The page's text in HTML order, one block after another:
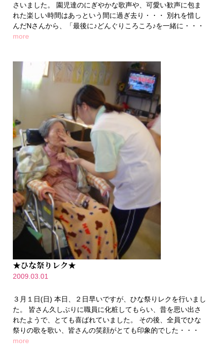
さいました。 園児達のにぎやかな歌声や、可愛い歓声に包ま
れた楽しい時間はあっという間に過ぎ去り・・・ 別れを惜し
んだNさんから、「最後に♪どんぐりころころ♪を一緒に・・・
more
★ひな祭りレク★
2009.03.01
３月１日(日) 本日、２日早いですが、ひな祭りレクを行いまし
た。 皆さん久しぶりに職員に化粧してもらい、昔を思い出さ
れたようで、とても喜ばれていました。 その後、全員でひな
祭りの歌を歌い、皆さんの笑顔がとても印象的でした・・・
more